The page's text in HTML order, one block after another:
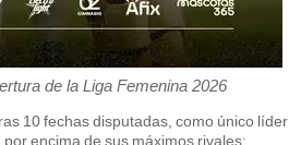
de la Liga Femenina 2026
10 fechas disputadas, como único líder
encima de sus máximos rivales: